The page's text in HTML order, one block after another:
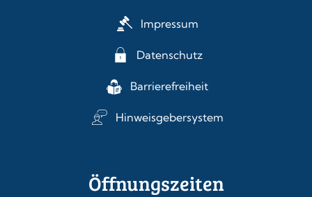
Impressum
Datenschutz
Barrierefreiheit
Hinweisgebersystem
Öffnungszeiten